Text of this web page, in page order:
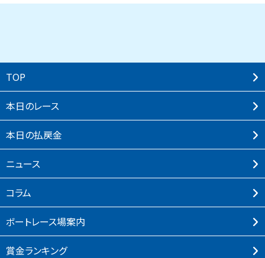
TOP
本⽇のレース
本⽇の払戻⾦
ニュース
コラム
ボートレース場案内
賞⾦ランキング